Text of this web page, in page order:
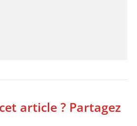
article ? Partagez